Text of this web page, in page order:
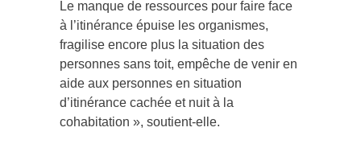
Le manque de ressources pour faire face
à l’itinérance épuise les organismes,
fragilise encore plus la situation des
personnes sans toit, empêche de venir en
aide aux personnes en situation
d’itinérance cachée et nuit à la
cohabitation », soutient-elle.